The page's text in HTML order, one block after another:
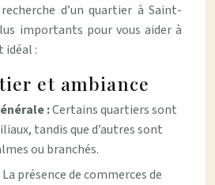
d’un quartier à Saint-
importants pour vous aider à
idéal :
et ambiance
:Certains quartiers sont
tandis que d’autres sont
ou branchés.
La présence de commerces de